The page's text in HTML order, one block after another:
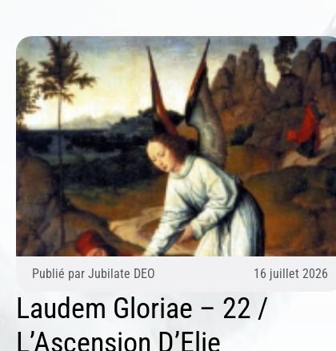
Publié par Jubilate DEO 16 juillet 2026
Laudem Gloriae – 22 /
L’Ascension D’Elie